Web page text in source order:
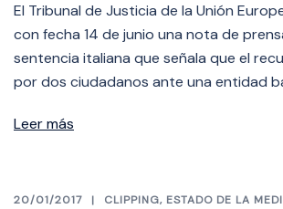
El Tribunal de Justicia de la Unión
con fecha 14 de junio una nota de
sentencia italiana que señala que el
por dos ciudadanos ante una entidad
Leer más
20/01/2017 CLIPPING, ESTADO DE LA